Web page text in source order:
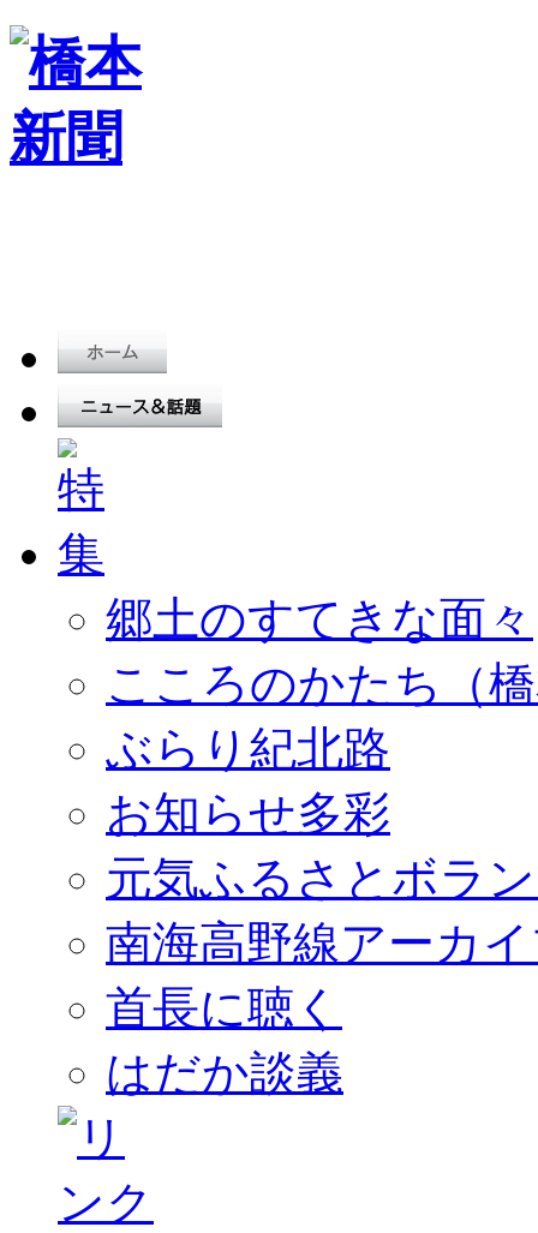
郷土のすてきな面々
こころのかたち（
ぶらり紀北路
お知らせ多彩
元気ふるさとボラ
南海高野線アーカ
首長に聴く
はだか談義